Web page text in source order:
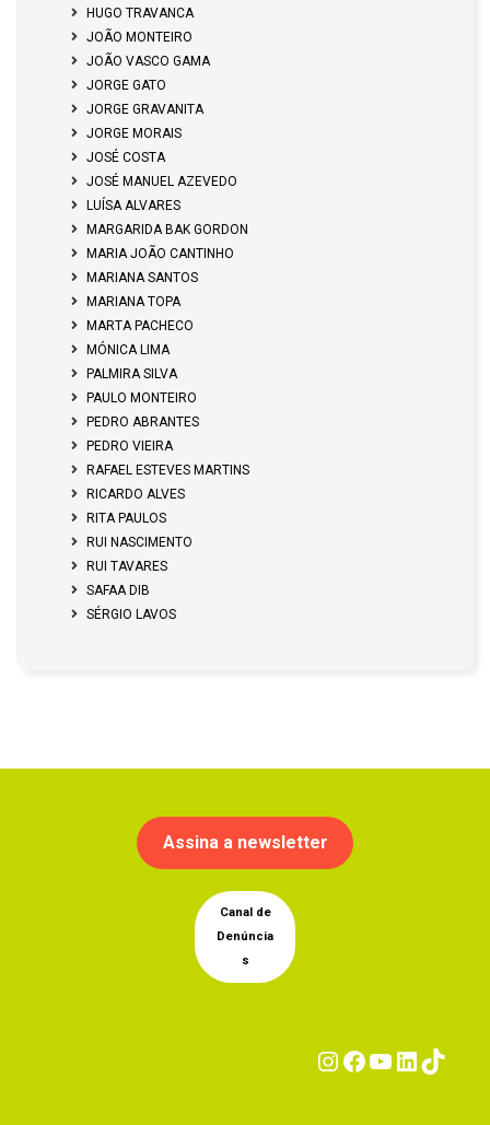
HUGO TRAVANCA
JOÃO MONTEIRO
JOÃO VASCO GAMA
JORGE GATO
JORGE GRAVANITA
JORGE MORAIS
JOSÉ COSTA
JOSÉ MANUEL AZEVEDO
LUÍSA ALVARES
MARGARIDA BAK GORDON
MARIA JOÃO CANTINHO
MARIANA SANTOS
MARIANA TOPA
MARTA PACHECO
MÓNICA LIMA
PALMIRA SILVA
PAULO MONTEIRO
PEDRO ABRANTES
PEDRO VIEIRA
RAFAEL ESTEVES MARTINS
RICARDO ALVES
RITA PAULOS
RUI NASCIMENTO
RUI TAVARES
SAFAA DIB
SÉRGIO LAVOS
Assina a newsletter
Canal de
Denúncia
s
Instagram
Facebook